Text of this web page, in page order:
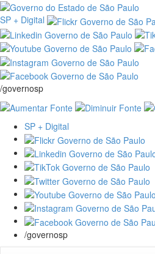
SP + Digital
/governosp
SP + Digital
/governosp